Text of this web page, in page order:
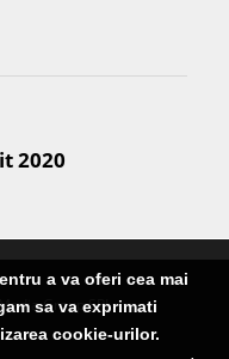
2020
Group SRL
a va oferi cea mai
sa va exprimati
cookie-urilor.